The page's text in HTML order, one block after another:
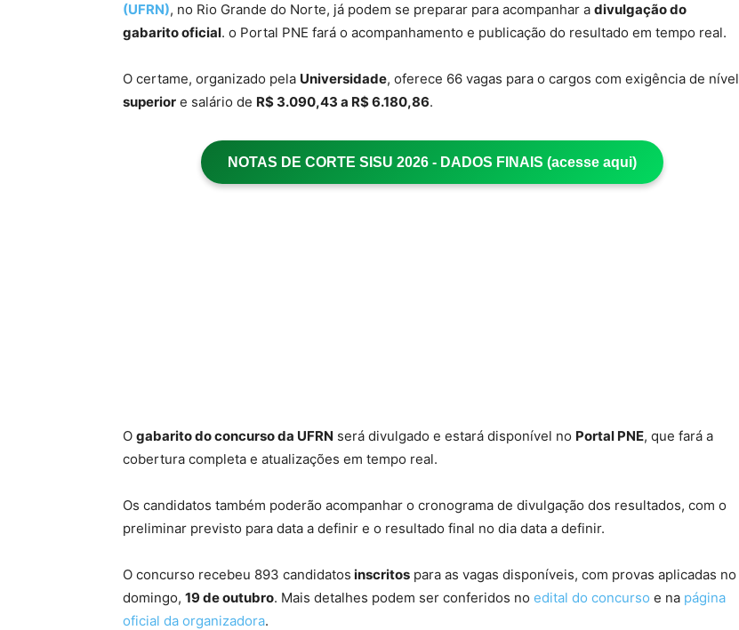
(UFRN), no Rio Grande do Norte, já podem se preparar para acompanhar a divulgação do
gabarito oficial. o Portal PNE fará o acompanhamento e publicação do resultado em tempo real.
O certame, organizado pela Universidade, oferece 66 vagas para o cargos com exigência de nível
superior e salário de R$ 3.090,43 a R$ 6.180,86.
NOTAS DE CORTE SISU 2026 - DADOS FINAIS (acesse aqui)
O gabarito do concurso da UFRN será divulgado e estará disponível no Portal PNE, que fará a
cobertura completa e atualizações em tempo real.
Os candidatos também poderão acompanhar o cronograma de divulgação dos resultados, com o
preliminar previsto para data a definir e o resultado final no dia data a definir.
O concurso recebeu 893 candidatos inscritos para as vagas disponíveis, com provas aplicadas no
domingo, 19 de outubro. Mais detalhes podem ser conferidos no edital do concurso e na página
oficial da organizadora.